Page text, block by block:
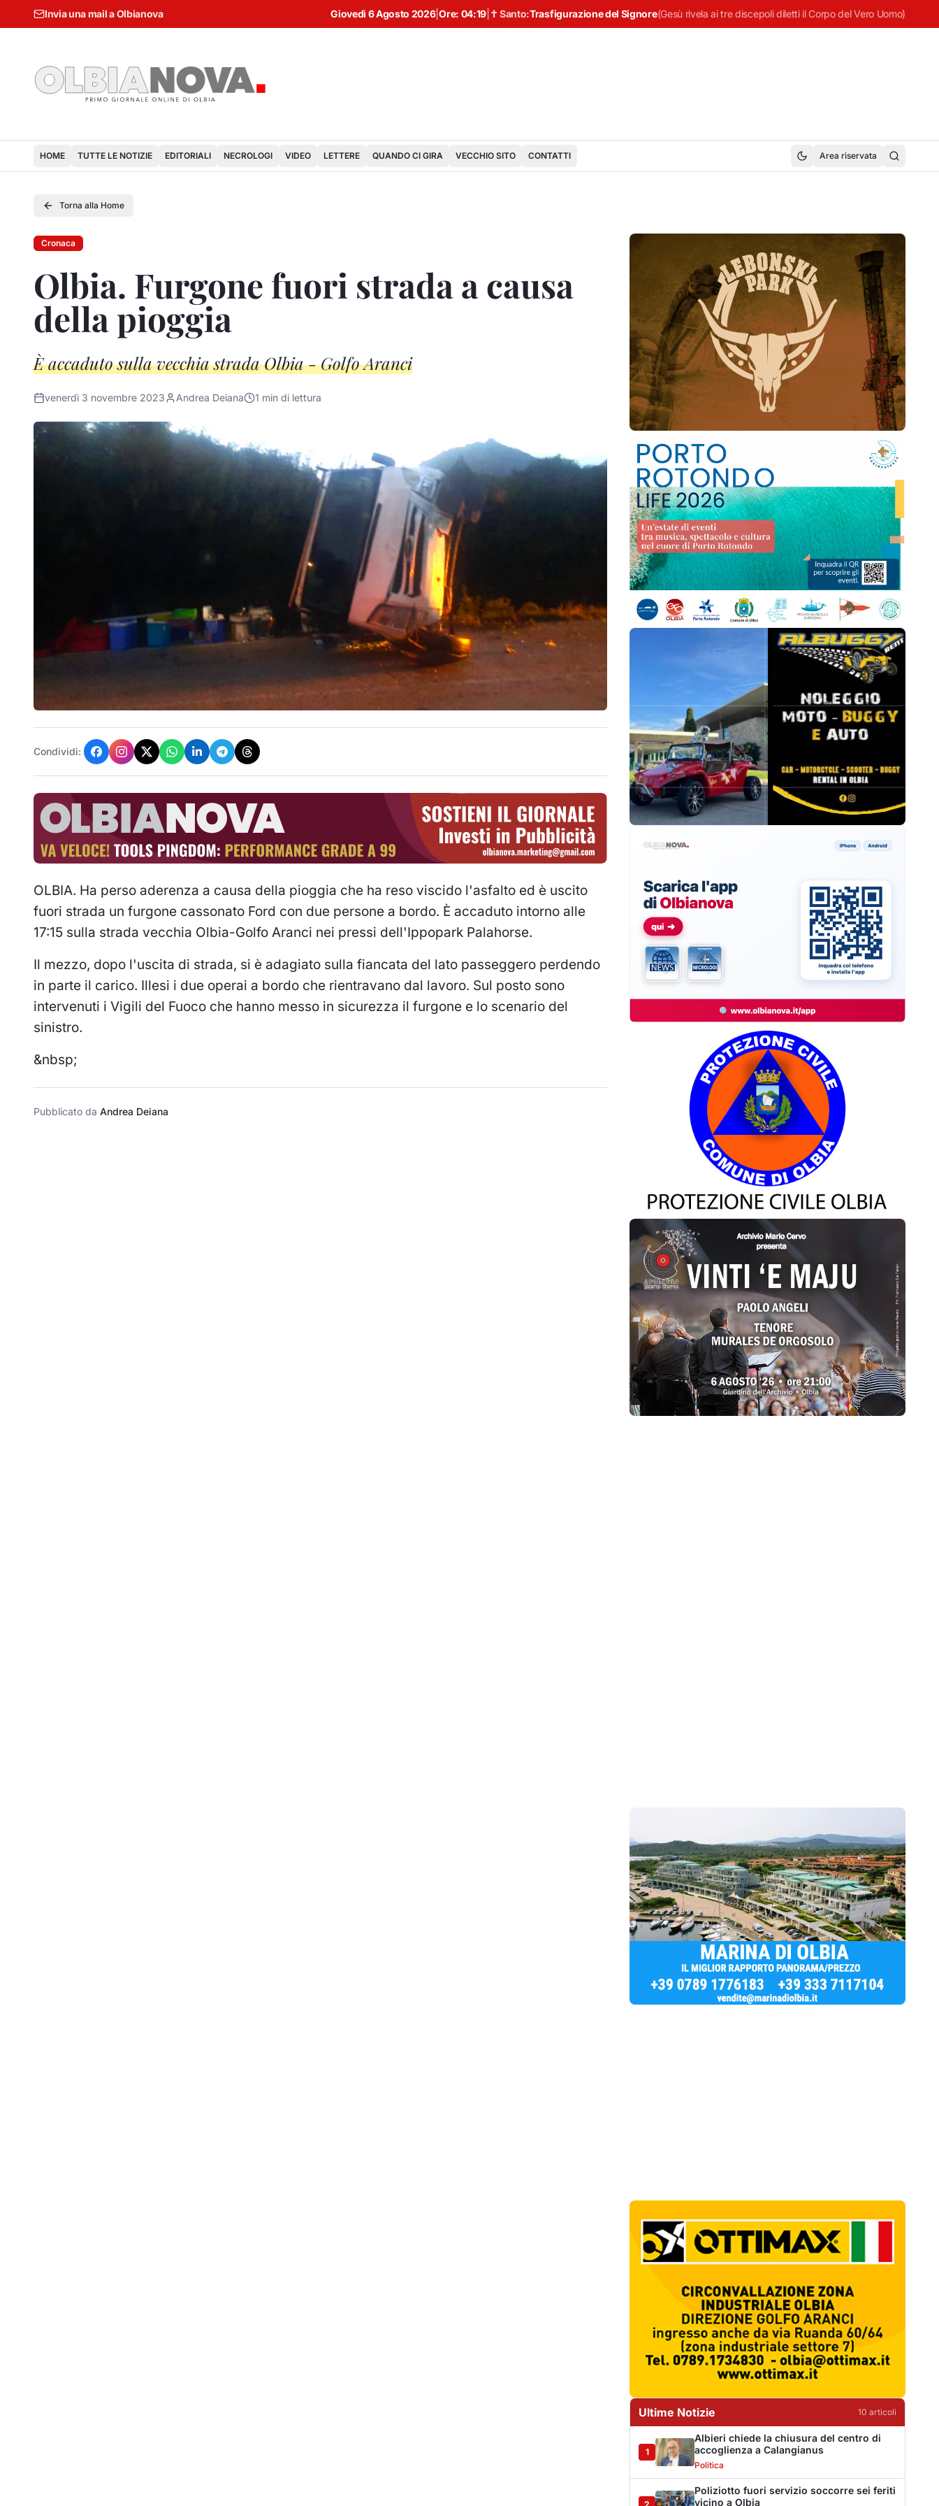
Invia una mail a Olbianova Giovedì 6 Agosto 2026 |Ore: 04:19| ✝ Santo:Trasfigurazione del Signore(Gesù rivela ai tre discepoli diletti il Corpo del Vero Uomo)
HOME TUTTE LE NOTIZIE EDITORIALI NECROLOGI VIDEO LETTERE QUANDO CI GIRA VECCHIO SITO CONTATTI Area riservata
Torna alla Home
Cronaca
Olbia. Furgone fuori strada a causa
della pioggia
È accaduto sulla vecchia strada Olbia - Golfo Aranci
venerdì 3 novembre 2023 Andrea Deiana 1 min di lettura
Condividi:
OLBIA. Ha perso aderenza a causa della pioggia che ha reso viscido l'asfalto ed è uscito
fuori strada un furgone cassonato Ford con due persone a bordo. È accaduto intorno alle
17:15 sulla strada vecchia Olbia-Golfo Aranci nei pressi dell'Ippopark Palahorse.
Il mezzo, dopo l'uscita di strada, si è adagiato sulla fiancata del lato passeggero perdendo
in parte il carico. Illesi i due operai a bordo che rientravano dal lavoro. Sul posto sono
intervenuti i Vigili del Fuoco che hanno messo in sicurezza il furgone e lo scenario del
sinistro.
&nbsp;
Pubblicato da Andrea Deiana
Ultime Notizie 10 articoli
1
Albieri chiede la chiusura del centro di
accoglienza a Calangianus
Politica
Poliziotto fuori servizio soccorre sei feriti
vicino a Olbia